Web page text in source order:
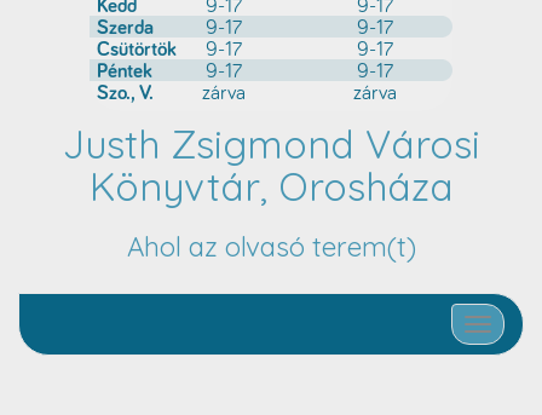
Justh Zsigmond Városi
Könyvtár, Orosháza
Ahol az olvasó terem(t)
Toggle